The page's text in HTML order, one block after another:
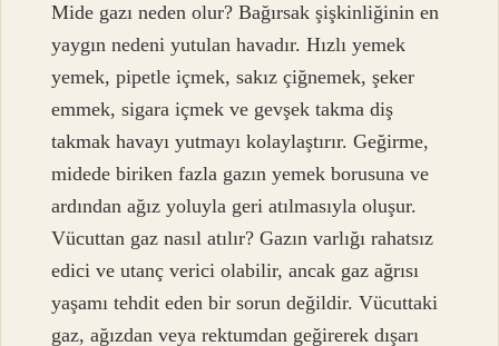
Mide gazı neden olur? Bağırsak şişkinliğinin en
yaygın nedeni yutulan havadır. Hızlı yemek
yemek, pipetle içmek, sakız çiğnemek, şeker
emmek, sigara içmek ve gevşek takma diş
takmak havayı yutmayı kolaylaştırır. Geğirme,
midede biriken fazla gazın yemek borusuna ve
ardından ağız yoluyla geri atılmasıyla oluşur.
Vücuttan gaz nasıl atılır? Gazın varlığı rahatsız
edici ve utanç verici olabilir, ancak gaz ağrısı
yaşamı tehdit eden bir sorun değildir. Vücuttaki
gaz, ağızdan veya rektumdan geğirerek dışarı